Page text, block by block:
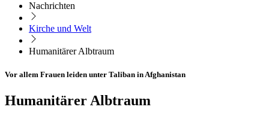
Nachrichten
Kirche und Welt
Humanitärer Albtraum
Vor allem Frauen leiden unter Taliban in Afghanistan
Humanitärer Albtraum